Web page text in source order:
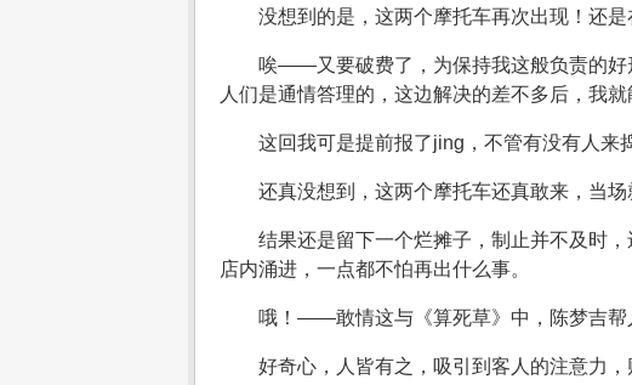
没想到的是，这两个摩托车再次出现！还
唉——又要破费了，为保持我这般负责的好
人们是通情答理的，这边解决的差不多后，我
这回我可是提前报了jing，不管有没有人来
还真没想到，这两个摩托车还真敢来，当场
结果还是留下一个烂摊子，制止并不及时
店内涌进，一点都不怕再出什么事。
哦！——敢情这与《算死草》中，陈梦吉帮
好奇心，人皆有之，吸引到客人的注意力，